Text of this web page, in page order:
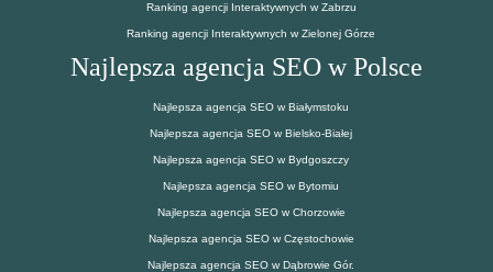
Ranking agencji Interaktywnych w Zabrzu
Ranking agencji Interaktywnych w Zielonej Górze
Najlepsza agencja SEO w Polsce
Najlepsza agencja SEO w Białymstoku
Najlepsza agencja SEO w Bielsko-Białej
Najlepsza agencja SEO w Bydgoszczy
Najlepsza agencja SEO w Bytomiu
Najlepsza agencja SEO w Chorzowie
Najlepsza agencja SEO w Częstochowie
Najlepsza agencja SEO w Dąbrowie Gór.